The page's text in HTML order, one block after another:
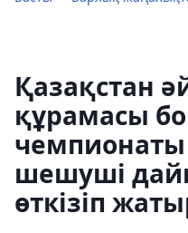
Қазақстан
құрамасы
шешуші
өткізіп